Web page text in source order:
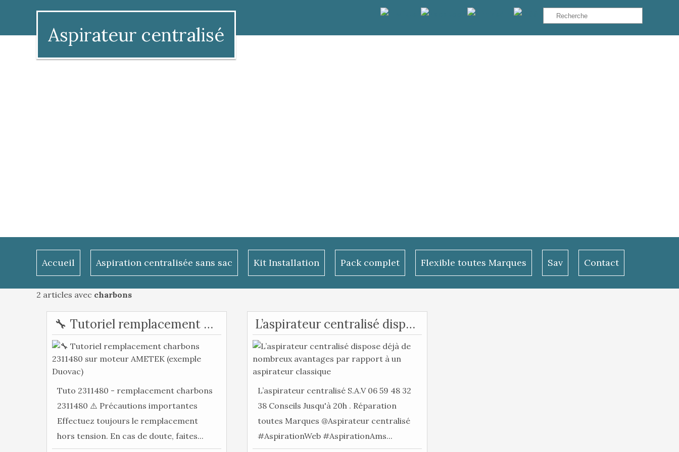
Aspirateur centralisé
Accueil Aspiration centralisée sans sac Kit Installation Pack complet Flexible toutes Marques Sav Contact
2 articles avec charbons
🔧 Tutoriel remplacement charbons 2311480 sur moteur AMETEK (exemple Duovac)
Tuto 2311480 - remplacement charbons
2311480 ⚠️ Précautions importantes
Effectuez toujours le remplacement
hors tension. En cas de doute, faites...
L’aspirateur centralisé dispose déjà de nombreux avantages par rapport à un aspirateur classique
L’aspirateur centralisé S.A.V 06 59 48 32
38 Conseils Jusqu'à 20h . Réparation
toutes Marques @Aspirateur centralisé
#AspirationWeb #AspirationAms...